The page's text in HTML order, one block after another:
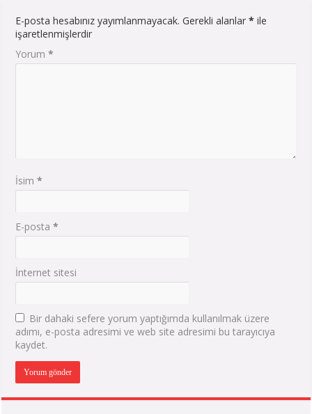
E-posta hesabınız yayımlanmayacak. Gerekli alanlar* ile
işaretlenmişlerdir
Yorum*
İsim*
E-posta*
İnternet sitesi
Bir dahaki sefere yorum yaptığımda kullanılmak üzere
adımı, e-posta adresimi ve web site adresimi bu tarayıcıya
kaydet.